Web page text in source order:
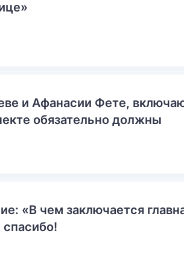
и Афанасии Фете,
обязательно должны
«В чем заключается